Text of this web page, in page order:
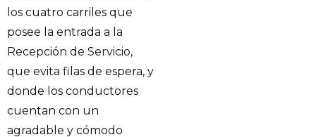
los cuatro carriles que
posee la entrada a la
Recepción de Servicio,
que evita filas de espera, y
donde los conductores
cuentan con un
agradable y cómodo